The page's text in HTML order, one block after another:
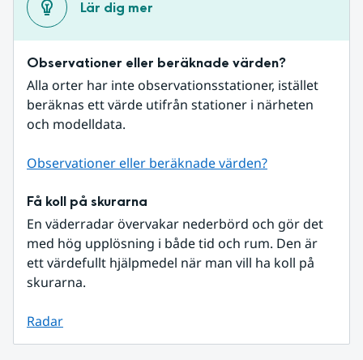
Lär dig mer
Observationer eller beräknade värden?
Alla orter har inte observationsstationer, istället
beräknas ett värde utifrån stationer i närheten
och modelldata.
Observationer eller beräknade värden?
Få koll på skurarna
En väderradar övervakar nederbörd och gör det
med hög upplösning i både tid och rum. Den är
ett värdefullt hjälpmedel när man vill ha koll på
skurarna.
Radar